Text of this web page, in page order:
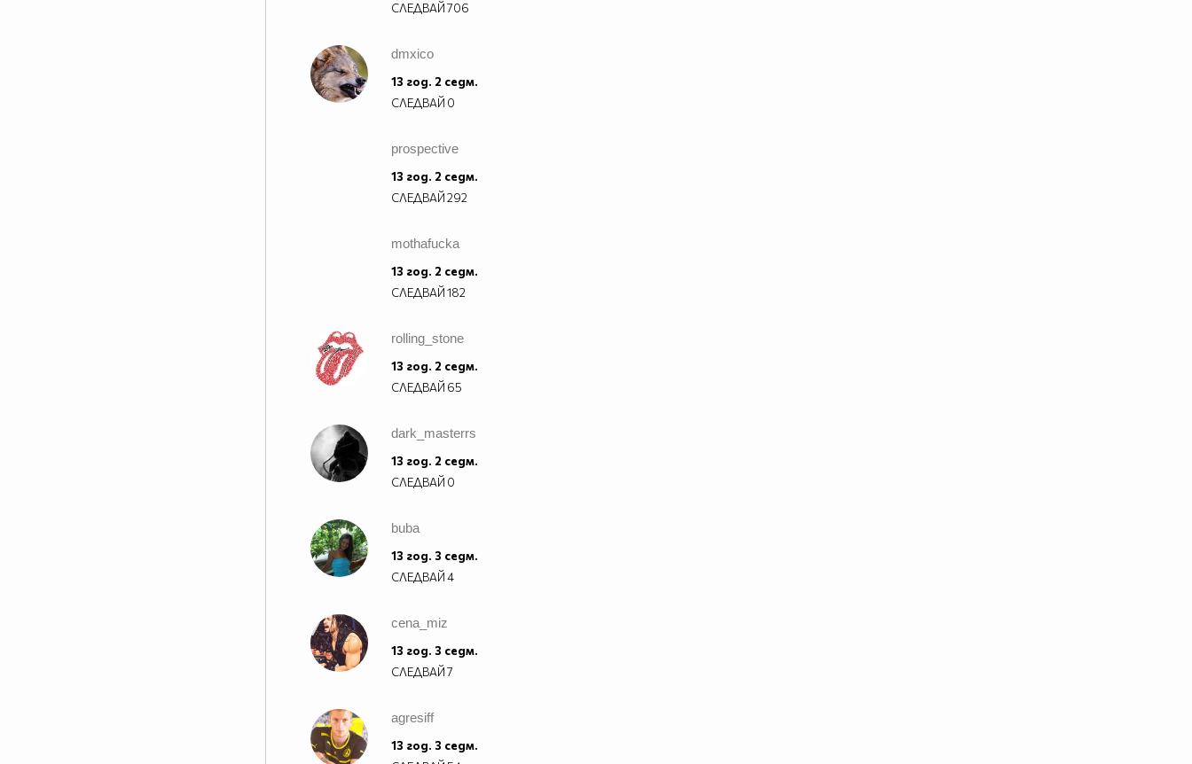
СЛЕДВАЙ706
dmxico
13 год. 2 седм.
СЛЕДВАЙ 0
prospective
13 год. 2 седм.
СЛЕДВАЙ292
mothafucka
13 год. 2 седм.
СЛЕДВАЙ182
rolling_stone
13 год. 2 седм.
СЛЕДВАЙ 65
dark_masterrs
13 год. 2 седм.
СЛЕДВАЙ 0
buba
13 год. 3 седм.
СЛЕДВАЙ4
cena_miz
13 год. 3 седм.
СЛЕДВАЙ7
agresiff
13 год. 3 седм.